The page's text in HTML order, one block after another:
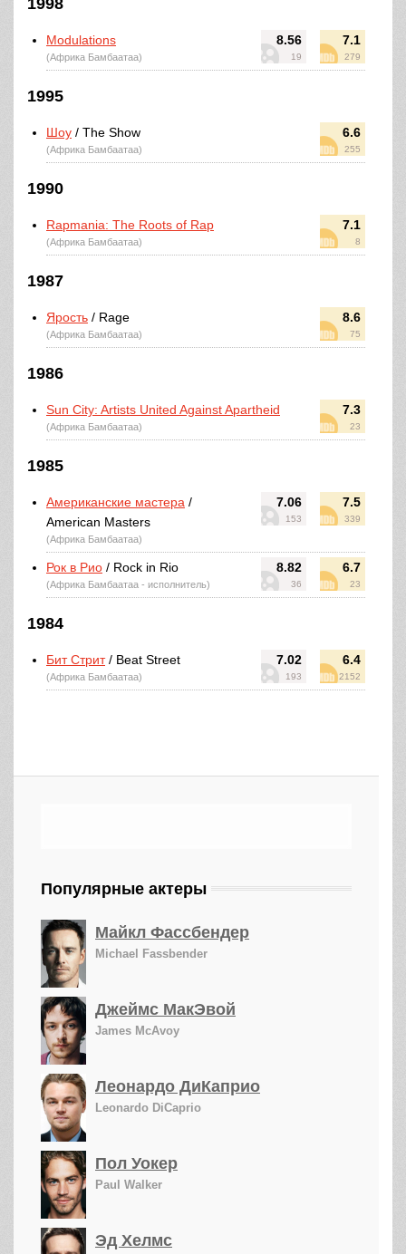
1998
8.56
19
7.1
279
Modulations
(Африка Бамбаатаа)
1995
6.6
255
Шоу / The Show
(Африка Бамбаатаа)
1990
7.1
8
Rapmania: The Roots of Rap
(Африка Бамбаатаа)
1987
8.6
75
Ярость / Rage
(Африка Бамбаатаа)
1986
7.3
23
Sun City: Artists United Against Apartheid
(Африка Бамбаатаа)
1985
7.06
153
7.5
339
Американские мастера /
American Masters
(Африка Бамбаатаа)
8.82
36
6.7
23
Рок в Рио / Rock in Rio
(Африка Бамбаатаа - исполнитель)
1984
7.02
193
6.4
2152
Бит Стрит/ Beat Street
(Африка Бамбаатаа)
Популярные актеры
Майкл Фассбендер
Michael Fassbender
Джеймс МакЭвой
James McAvoy
Леонардо ДиКаприо
Leonardo DiCaprio
Пол Уокер
Paul Walker
Эд Хелмс